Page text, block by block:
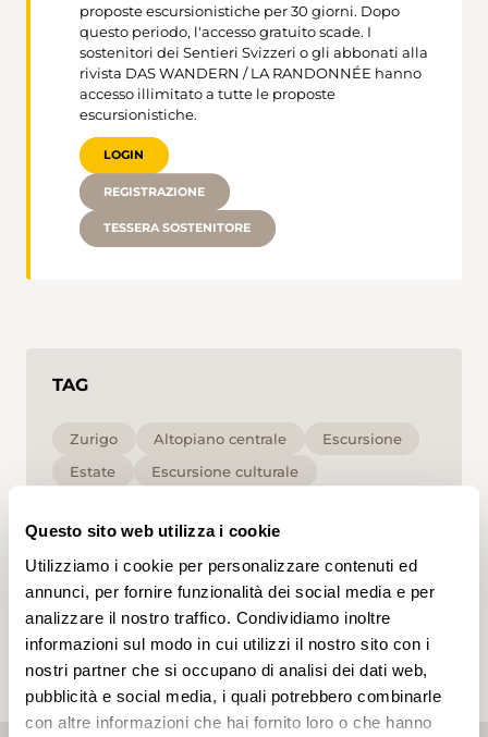
Questo sito web utilizza i cookie
Utilizziamo i cookie per personalizzare contenuti ed
annunci, per fornire funzionalità dei social media e per
analizzare il nostro traffico. Condividiamo inoltre
informazioni sul modo in cui utilizzi il nostro sito con i
nostri partner che si occupano di analisi dei dati web,
pubblicità e social media, i quali potrebbero combinarle
con altre informazioni che hai fornito loro o che hanno
proposte escursionistiche per 30 giorni. Dopo
questo periodo, l'accesso gratuito scade. I
sostenitori dei Sentieri Svizzeri o gli abbonati alla
rivista DAS WANDERN / LA RANDONNÉE hanno
accesso illimitato a tutte le proposte
escursionistiche.
LOGIN
REGISTRAZIONE
TESSERA SOSTENITORE
TAG
Zurigo Altopiano centrale
Escursione
Estate
Escursione culturale
Cliccando su un tag, puoi aggiungerlo al tuo
account e ottenere contenuti personalizzati in base
ai tuoi interessi. I tag possono essere salvati solo in
un account.